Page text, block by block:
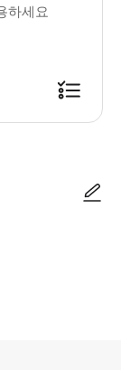
하세요